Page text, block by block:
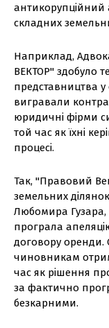
антикорупційний
складних
Наприклад,
ВЕКТОР" здобуло
представництва у
вигравали
юридичні фірми
той час як їхні
процесі.
Так, "Правовий
земельних
Любомира Гузара,
програла
договору оренди.
чиновникам
час як рішення
за фактично
безкарними.